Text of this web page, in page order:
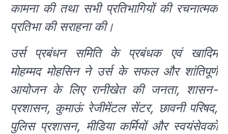
कामना की तथा सभी प्रतिभागियों की रचनात्मक
प्रतिभा की सराहना की।
उर्स प्रबंधन समिति के प्रबंधक एवं खादिम
मोहम्मद मोहसिन ने उर्स के सफल और शांतिपूर्ण
आयोजन के लिए रानीखेत की जनता, शासन-
प्रशासन, कुमाऊं रेजीमेंटल सेंटर, छावनी परिषद,
पुलिस प्रशासन, मीडिया कर्मियों और स्वयंसेवकों